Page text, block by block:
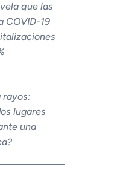
que las
COVID-19
rayos:
lugares
una